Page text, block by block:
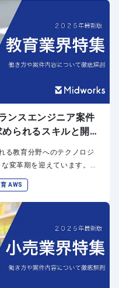
ンスエンジニア案件
られるスキルと開発
る教育分野へのテクノロジ
変革期を迎えています。そ
き方が可能なフリーランス
。
AWS